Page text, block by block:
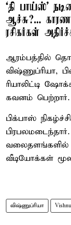
‘தி பாய்ஸ்’
ஆச்சு?...
ரசிகர்கள்
ஆரம்பத்தில்
விஷ்ணுப்ரியா,
ரியாலிட்டி
கவனம் பெற்றார்.
பிக்பாஸ்
வலைதளங்களில்
வீடியோக்கள்
விஷ்ணுப்ரியா